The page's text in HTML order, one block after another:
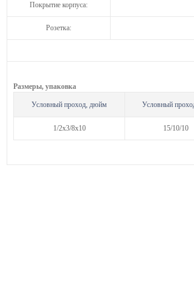
Покрытие корпуса:
Розетка:
Размеры, упаковка
Условный проход, дюйм Условный
1/2х3/8x10 15/10/10